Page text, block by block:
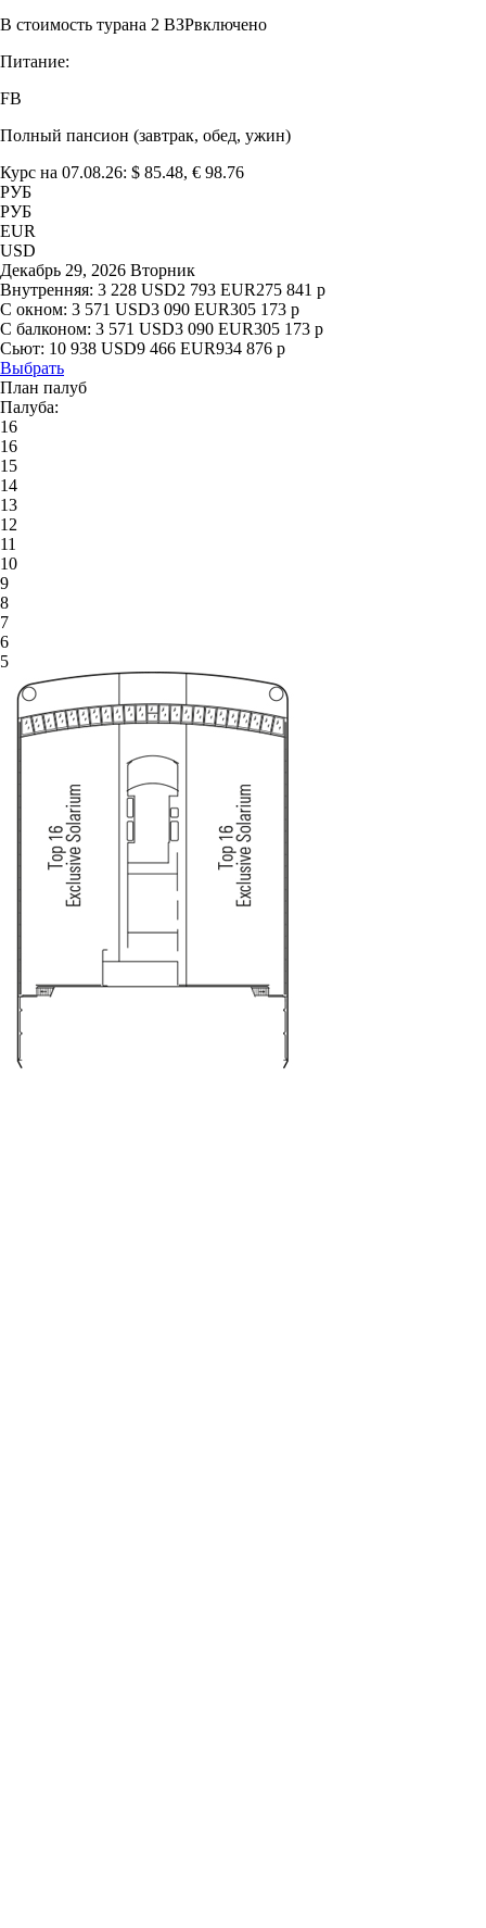
В стоимость турана 2 ВЗРвключено
Питание:
FB
Полный пансион (завтрак, обед, ужин)
Курс на 07.08.26: $ 85.48, € 98.76
РУБ
РУБ
EUR
USD
Декабрь 29, 2026 Вторник
Внутренняя: 3 228 USD2 793 EUR275 841 р
С окном: 3 571 USD3 090 EUR305 173 р
С балконом: 3 571 USD3 090 EUR305 173 р
Сьют: 10 938 USD9 466 EUR934 876 р
Выбрать
План палуб
Палуба:
16
16
15
14
13
12
11
10
9
8
7
6
5